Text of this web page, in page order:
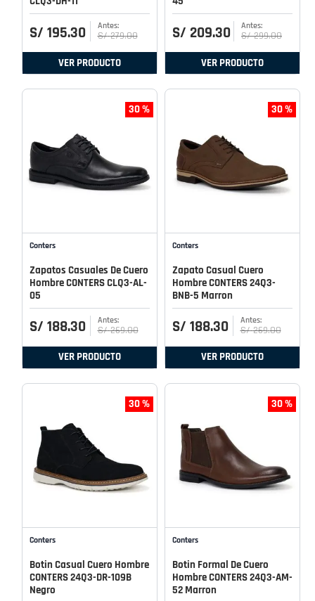
S/ 195.30 S/ 279.00
VER PRODUCTO
S/ 209.30 S/ 299.00
VER PRODUCTO
30 %
Conters
Zapatos Casuales De Cuero
Hombre CONTERS CLQ3-AL-
05
S/ 188.30 S/ 269.00
VER PRODUCTO
30 %
Conters
Zapato Casual Cuero
Hombre CONTERS 24Q3-
BNB-5 Marron
S/ 188.30 S/ 269.00
VER PRODUCTO
30 %
Conters
Botin Casual Cuero Hombre
CONTERS 24Q3-DR-109B
Negro
30 %
Conters
Botin Formal De Cuero
Hombre CONTERS 24Q3-AM-
52 Marron